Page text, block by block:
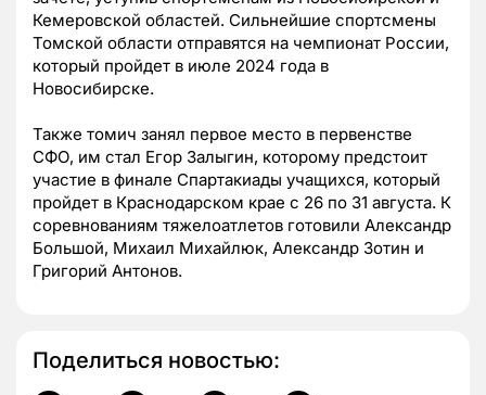
Кемеровской областей. Сильнейшие спортсмены
Томской области отправятся на чемпионат России,
который пройдет в июле 2024 года в
Новосибирске.
Также томич занял первое место в первенстве
СФО, им стал Егор Залыгин, которому предстоит
участие в финале Спартакиады учащихся, который
пройдет в Краснодарском крае с 26 по 31 августа. К
соревнованиям тяжелоатлетов готовили Александр
Большой, Михаил Михайлюк, Александр Зотин и
Григорий Антонов.
Поделиться новостью: